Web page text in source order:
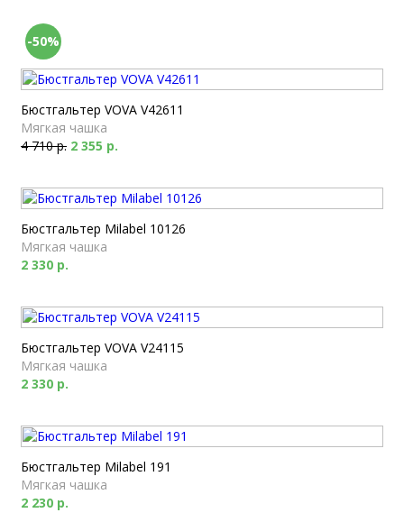
-50%
Бюстгальтер VOVA V42611
Мягкая чашка
4 710 р. 2 355 р.
Бюстгальтер Milabel 10126
Мягкая чашка
2 330 р.
Бюстгальтер VOVA V24115
Мягкая чашка
2 330 р.
Бюстгальтер Milabel 191
Мягкая чашка
2 230 р.